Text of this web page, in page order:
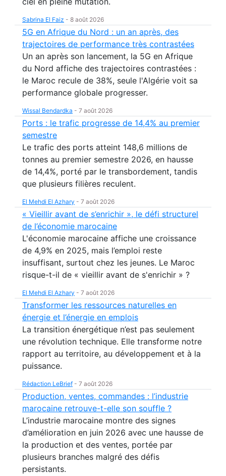
Sabrina El Faiz - 8 août 2026
5G en Afrique du Nord : un an après, des
trajectoires de performance très contrastées
Un an après son lancement, la 5G en Afrique
du Nord affiche des trajectoires contrastées :
le Maroc recule de 38%, seule l'Algérie voit sa
performance globale progresser.
Wissal Bendardka - 7 août 2026
Ports : le trafic progresse de 14,4% au premier
semestre
Le trafic des ports atteint 148,6 millions de
tonnes au premier semestre 2026, en hausse
de 14,4%, porté par le transbordement, tandis
que plusieurs filières reculent.
El Mehdi El Azhary - 7 août 2026
« Vieillir avant de s’enrichir », le défi structurel
de l’économie marocaine
L'économie marocaine affiche une croissance
de 4,9% en 2025, mais l’emploi reste
insuffisant, surtout chez les jeunes. Le Maroc
risque-t-il de « vieillir avant de s'enrichir » ?
El Mehdi El Azhary - 7 août 2026
Transformer les ressources naturelles en
énergie et l’énergie en emplois
La transition énergétique n’est pas seulement
une révolution technique. Elle transforme notre
rapport au territoire, au développement et à la
puissance.
Rédaction LeBrief - 7 août 2026
Production, ventes, commandes : l’industrie
marocaine retrouve-t-elle son souffle ?
L’industrie marocaine montre des signes
d’amélioration en juin 2026 avec une hausse de
la production et des ventes, portée par
plusieurs branches malgré des défis
persistants.